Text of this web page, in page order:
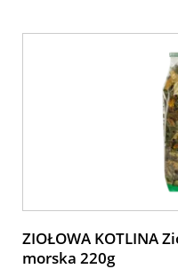
ZIOŁOWA KOTLINA
morska 220g